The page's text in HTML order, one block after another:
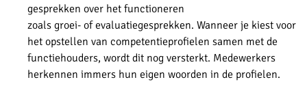
gesprekken over het functioneren
zoals groei- of evaluatiegesprekken. Wanneer je kiest voor
het opstellen van competentieprofielen samen met de
functiehouders, wordt dit nog versterkt. Medewerkers
herkennen immers hun eigen woorden in de profielen.